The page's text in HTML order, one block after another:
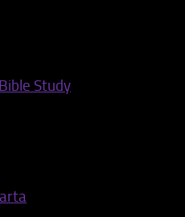
Study